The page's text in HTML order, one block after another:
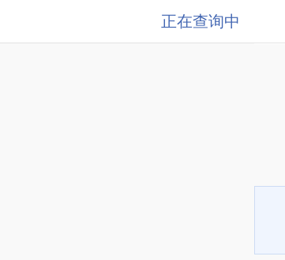
正在查询中